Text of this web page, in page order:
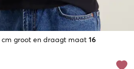
cm groot en draagt maat 16